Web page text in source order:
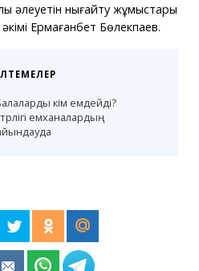
әлеуетін нығайту жұмыстары
Ермағанбет Бөлекпаев.
кім емдейді?
емханалардың